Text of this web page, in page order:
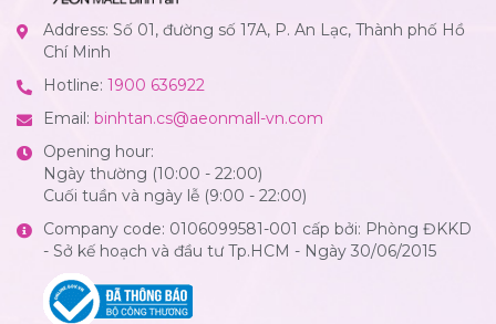
Address: Số 01, đường số 17A, P. An Lạc, Thành phố Hồ
Chí Minh
Hotline: 1900 636922
Email: binhtan.cs@aeonmall-vn.com
Opening hour:
Ngày thường (10:00 - 22:00)
Cuối tuần và ngày lễ (9:00 - 22:00)
Company code: 0106099581-001 cấp bởi: Phòng ĐKKD
- Sở kế hoạch và đầu tư Tp.HCM - Ngày 30/06/2015